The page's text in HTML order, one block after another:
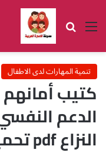
القائمة بحث عن
تنمية المهارات لدى الاطفال
كتيب أمانهم
الدعم
النزاع pdf تحميل مباشر